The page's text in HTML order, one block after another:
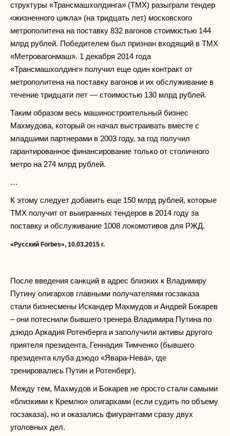
структуры «Трансмашхолдинга» (ТМХ) разыграли тендер
«жизненного цикла» (на тридцать лет) московского
метрополитена на поставку 832 вагонов стоимостью 144
млрд рублей. Победителем был признан входящий в ТМХ
«Метровагонмаш». 1 декабря 2014 года
«Трансмашхолдинг» получил еще один контракт от
метрополитена на поставку вагонов и их обслуживание в
течение тридцати лет — стоимостью 130 млрд рублей.
Таким образом весь машиностроительный бизнес
Махмудова, который он начал выстраивать вместе с
младшими партнерами в 2003 году, за год получил
гарантированное финансирование только от столичного
метро на 274 млрд рублей.
…
К этому следует добавить еще 150 млрд рублей, которые
ТМХ получит от выигранных тендеров в 2014 году за
поставку и обслуживание 1008 локомотивов для РЖД.
«Русский Forbes», 10.03.2015 г.
После введения санкций в адрес близких к Владимиру
Путину олигархов главными получателями госзаказа
стали бизнесмены Искандер Махмудов и Андрей Бокарев
– они потеснили бывшего тренера Владимира Путина по
дзюдо Аркадия Ротенберга и заполучили активы другого
приятеля президента, Геннадия Тимченко (бывшего
президента клуба дзюдо «Явара-Нева», где
тренировались Путин и Ротенберг).
Между тем, Махмудов и Бокарев не просто стали самыми
«близкими к Кремлю» олигархами (если судить по объему
госзаказа), но и оказались фигурантами сразу двух
уголовных дел.